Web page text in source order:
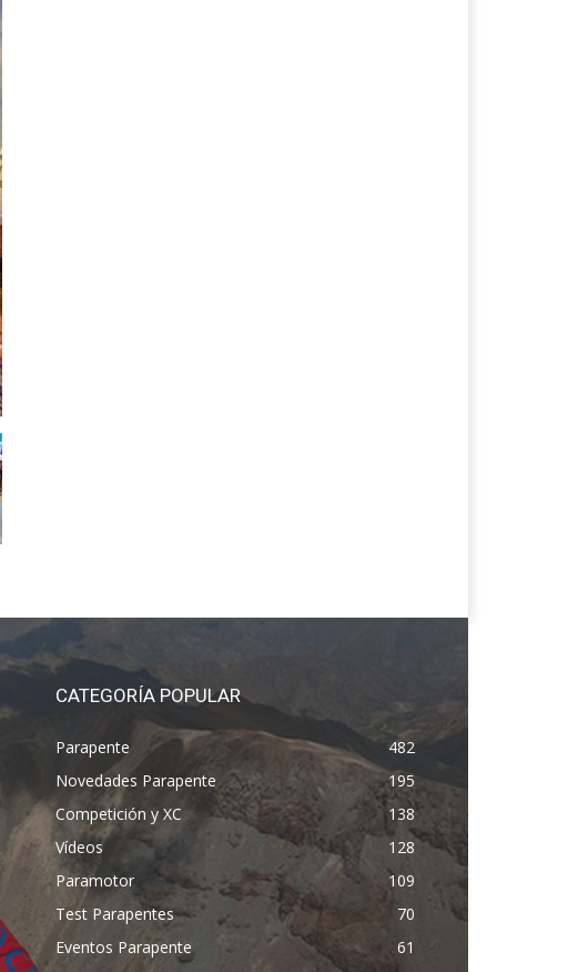
CATEGORÍA POPULAR
Parapente
482
Novedades Parapente
195
Competición y XC
138
Vídeos
128
Paramotor
109
Test Parapentes
70
Eventos Parapente
61